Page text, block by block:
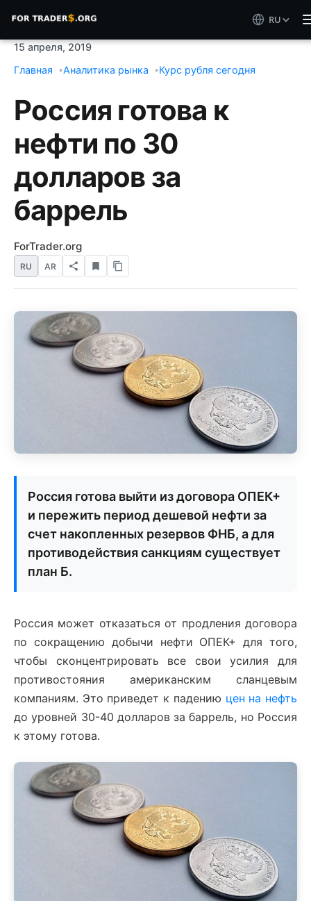
RU
15 апреля, 2019
Главная
Аналитика рынка Курс рубля сегодня
Россия готова к
нефти по 30
долларов за
баррель
ForTrader.org
RU AR
Россия готова выйти из договора ОПЕК+
и пережить период дешевой нефти за
счет накопленных резервов ФНБ, а для
противодействия санкциям существует
план Б.
Россия может отказаться от продления договора
по сокращению добычи нефти ОПЕК+ для того,
чтобы сконцентрировать все свои усилия для
противостояния американским сланцевым
компаниям. Это приведет к падению цен на нефть
до уровней 30-40 долларов за баррель, но Россия
к этому готова.